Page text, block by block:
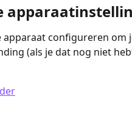
configureren om
(als je dat nog niet